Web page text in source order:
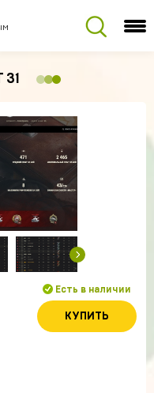
Есть в наличии
КУПИТЬ